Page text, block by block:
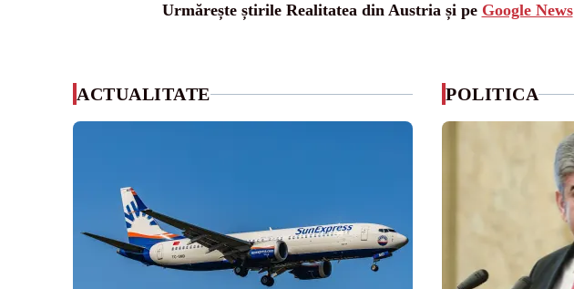
Urmărește știrile Realitatea din Austria și pe Google News
ACTUALITATE POLITICA